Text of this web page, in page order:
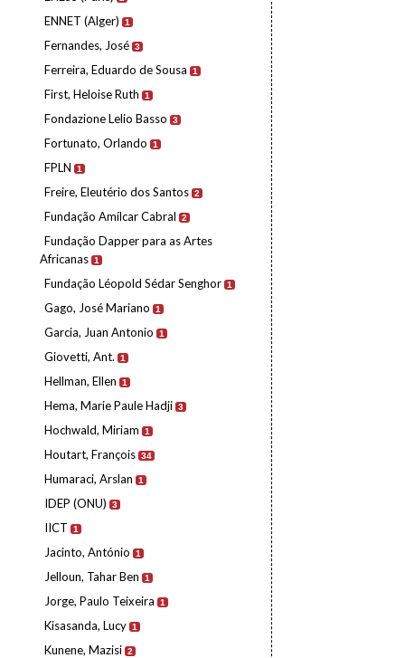
ENNET (Alger) 1
Fernandes, José 3
Ferreira, Eduardo de Sousa 1
First, Heloise Ruth 1
Fondazione Lelio Basso 3
Fortunato, Orlando 1
FPLN 1
Freire, Eleutério dos Santos 2
Fundação Amílcar Cabral 2
Fundação Dapper para as Artes
Africanas 1
Fundação Léopold Sédar Senghor 1
Gago, José Mariano 1
Garcia, Juan Antonio 1
Giovetti, Ant. 1
Hellman, Ellen 1
Hema, Marie Paule Hadji 3
Hochwald, Miriam 1
Houtart, François 34
Humaraci, Arslan 1
IDEP (ONU) 3
IICT 1
Jacinto, António 1
Jelloun, Tahar Ben 1
Jorge, Paulo Teixeira 1
Kisasanda, Lucy 1
Kunene, Mazisi 2